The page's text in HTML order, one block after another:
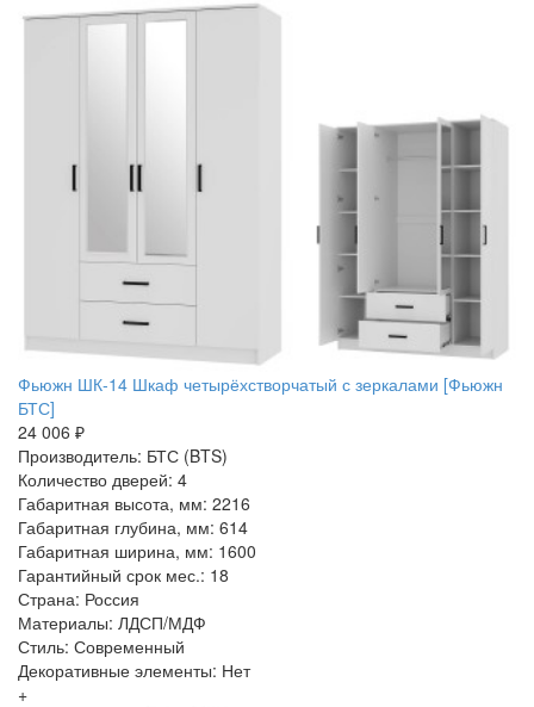
Фьюжн ШК-14 Шкаф четырёхстворчатый с зеркалами [Фьюжн
БТС]
24 006 ₽
Производитель: БТС (BTS)
Количество дверей: 4
Габаритная высота, мм: 2216
Габаритная глубина, мм: 614
Габаритная ширина, мм: 1600
Гарантийный срок мес.: 18
Страна: Россия
Материалы: ЛДСП/МДФ
Стиль: Современный
Декоративные элементы: Нет
+